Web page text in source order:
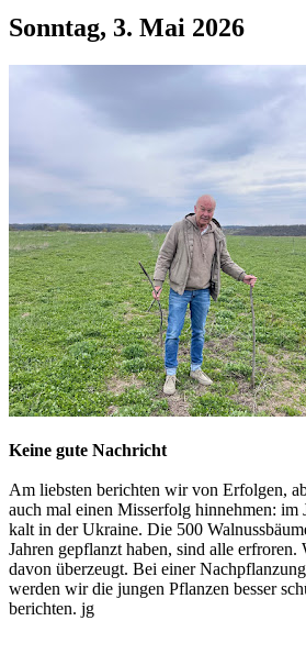
Sonntag, 3. Mai 2026
Keine gute Nachricht
Am liebsten berichten wir von Erfolgen,
auch mal einen Misserfolg hinnehmen: im
kalt in der Ukraine. Die 500
Jahren gepflanzt haben, sind alle
davon überzeugt. Bei einer
werden wir die jungen Pflanzen besser
berichten. jg